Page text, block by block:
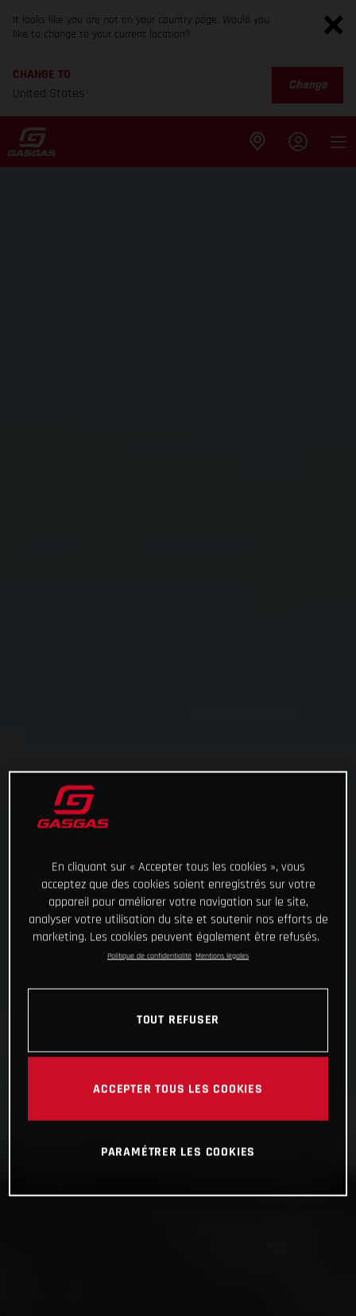
It looks like you are not on your country page. Would you
like to change to your current location?
CHANGE TO
United States
Change
En cliquant sur « Accepter tous les cookies », vous
acceptez que des cookies soient enregistrés sur votre
appareil pour améliorer votre navigation sur le site,
analyser votre utilisation du site et soutenir nos efforts de
marketing. Les cookies peuvent également être refusés.
Politique de confidentialité Mentions légales
TOUT REFUSER
ACCEPTER TOUS LES COOKIES
PARAMÉTRER LES COOKIES